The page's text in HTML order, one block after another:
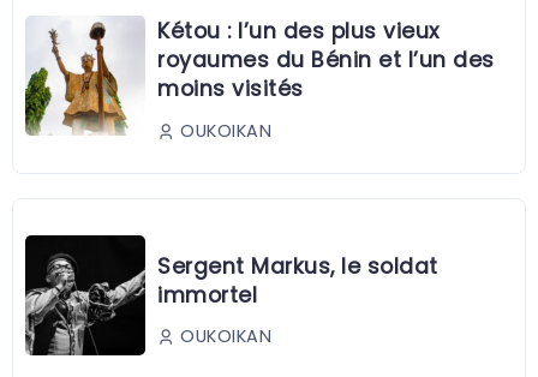
Kétou : l’un des plus vieux
royaumes du Bénin et l’un des
moins visités
OUKOIKAN
Sergent Markus, le soldat
immortel
OUKOIKAN